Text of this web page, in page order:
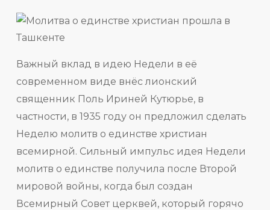
Важный вклад в идею Недели в её
современном виде внёс лионский
священник Поль Ириней Кутюрье, в
частности, в 1935 году он предложил сделать
Неделю молитв о единстве христиан
всемирной. Сильный импульс идея Недели
молитв о единстве получила после Второй
мировой войны, когда был создан
Всемирный Совет церквей, который горячо